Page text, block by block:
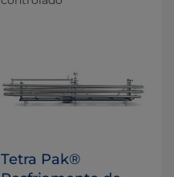
Tetra Pak®